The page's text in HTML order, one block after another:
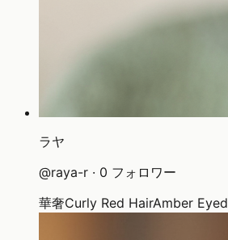
ラヤ
@raya-r · 0 フォロワー
華奢Curly Red HairAmber Eyed